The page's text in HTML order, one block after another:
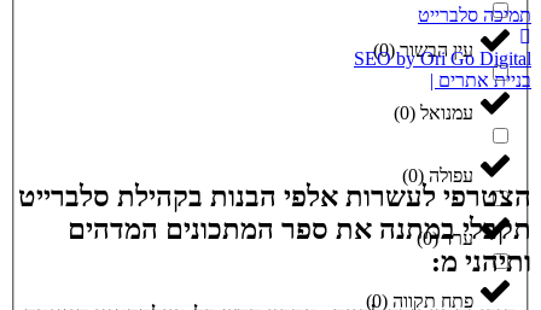
עין הבשור(
0
)
עמנואל (
0
)
עפולה (
0
)
ערד(
0
)
פתח תקווה (
0
)
תמיכה סלברייט
SEO by Ori Go Digital
בניית אתרים |
הצטרפי לעשרות אלפי הבנות בקהילת סלברייט
תקבלי במתנה את ספר המתכונים המדהים
ותיהני מ: